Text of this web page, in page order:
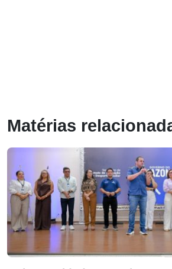
Matérias